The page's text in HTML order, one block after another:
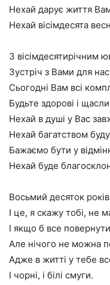
Нехай дарує життя
Нехай вісімдесята
З вісімдесятирічним
Зустріч з Вами для
Сьогодні Вам всі
Будьте здорові і
Нехай в душі у Вас
Нехай багатством
Бажаємо бути у
Нехай буде
Восьмий десяток
І це, я скажу тобі, не
І якщо б все
Але нічого не можна
Адже в житті у тебе
І чорні, і білі смуги.